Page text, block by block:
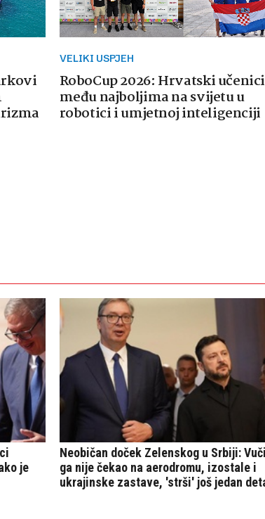
VELIKI USPJEH
RoboCup 2026: Hrvatski učenici
među najboljima na svijetu u
robotici i umjetnoj inteligenciji